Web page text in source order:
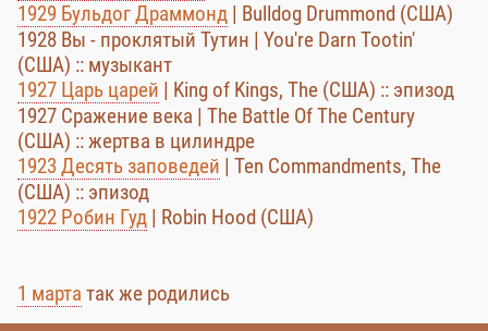
1929 Бульдог Драммонд | Bulldog Drummond (США)
1928 Вы - проклятый Тутин | You're Darn Tootin'
(США) :: музыкант
1927 Царь царей | King of Kings, The (США) :: эпизод
1927 Сражение века | The Battle Of The Century
(США) :: жертва в цилиндре
1923 Десять заповедей | Ten Commandments, The
(США) :: эпизод
1922 Робин Гуд | Robin Hood (США)
1 марта так же родились